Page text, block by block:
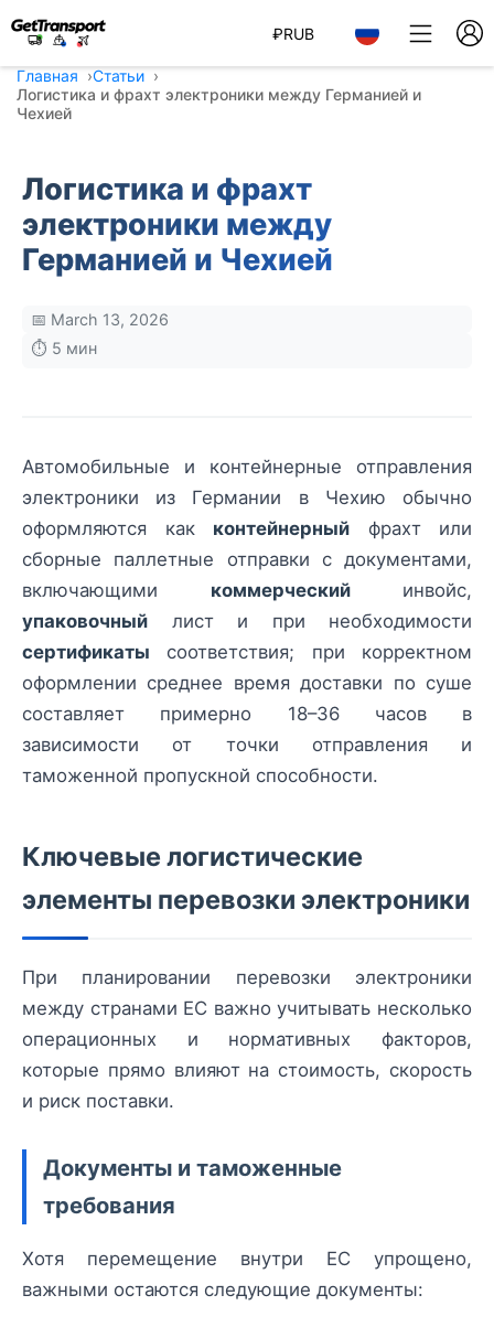
₽RUB
Главная
Статьи
Логистика и фрахт электроники между Германией и
Чехией
Логистика и фрахт
электроники между
Германией и Чехией
📅 March 13, 2026
⏱️ 5 мин
Автомобильные и контейнерные отправления
электроники из Германии в Чехию обычно
оформляются как контейнерный фрахт или
сборные паллетные отправки с документами,
включающими коммерческийинвойс,
упаковочный лист и при необходимости
сертификаты соответствия; при корректном
оформлении среднее время доставки по суше
составляет примерно 18–36 часов в
зависимости от точки отправления и
таможенной пропускной способности.
Ключевые логистические
элементы перевозки электроники
При планировании перевозки электроники
между странами ЕС важно учитывать несколько
операционных и нормативных факторов,
которые прямо влияют на стоимость, скорость
и риск поставки.
Документы и таможенные
требования
Хотя перемещение внутри ЕС упрощено,
важными остаются следующие документы: